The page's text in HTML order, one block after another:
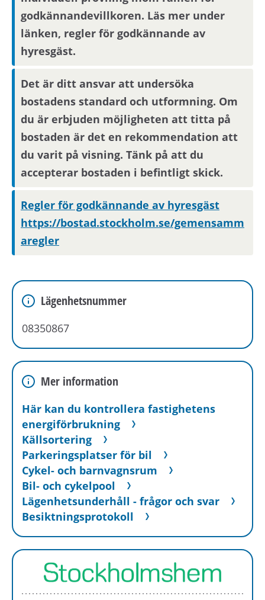
Visningsinformation
Om du är en av dem som blir aktuell för en
bostad kommer du att bli inbjuden till visning
eller få ny kompletterande information i form av
bilder/video eller rangordning.
Visningsinbjudan kommer att synas på Mina
sidor samt skickas på mejl om du har fyllt i en
aktuell mejladress. Om du har skyddade
personuppgifter får du endast visningsinbjudan
via Mina sidor.
Boendereferenser
Om du blir aktuell för bostaden behöver du
godkänna att denne lämnar ut
boendereferenser om dig till den nya
hyresvärden.
godkännandevillkoren. Läs mer under
länken, regler för godkännande av
hyresgäst.
Det är ditt ansvar att undersöka
bostadens standard och utformning. Om
du är erbjuden möjligheten att titta på
bostaden är det en rekommendation att
du varit på visning. Tänk på att du
accepterar bostaden i befintligt skick.
Regler för godkännande av hyresgäst
https://bostad.stockholm.se/gemensamm
aregler
Lägenhetsnummer
08350867
Mer information
Här kan du kontrollera fastighetens
energiförbrukning
Källsortering
Parkeringsplatser för bil
Cykel- och barnvagnsrum
Bil- och cykelpool
Lägenhetsunderhåll - frågor och svar
Besiktningsprotokoll